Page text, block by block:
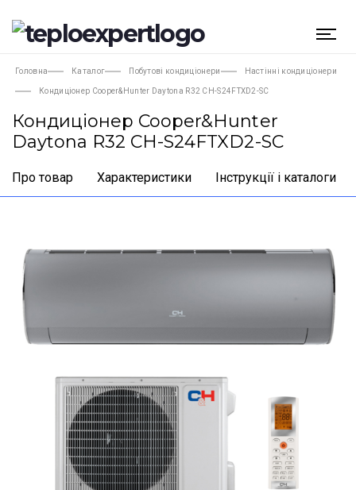
Головна Каталог Побутові кондиціонери Настінні кондиціонери
Кондиціонер Cooper&Hunter Daytona R32 CH-S24FTXD2-SC
Кондиціонер Cooper&Hunter
Daytona R32 CH-S24FTXD2-SC
Про товар Характеристики Інструкції і каталоги